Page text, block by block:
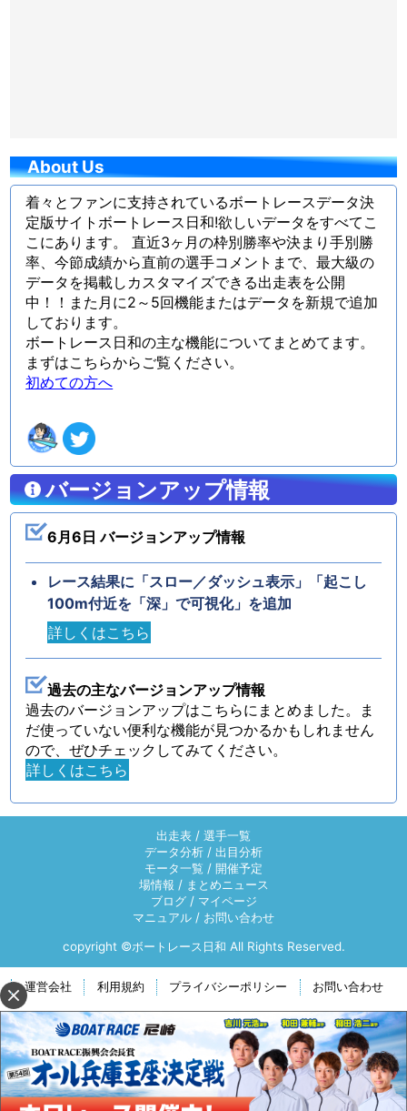
About Us
着々とファンに支持されているボートレースデータ決
定版サイトボートレース日和!欲しいデータをすべてこ
こにあります。 直近3ヶ月の枠別勝率や決まり手別勝
率、今節成績から直前の選手コメントまで、最大級の
データを掲載しカスタマイズできる出走表を公開
中！！また月に2～5回機能またはデータを新規で追加
しております。
ボートレース日和の主な機能についてまとめてます。
まずはこちらからご覧ください。
初めての方へ
バージョンアップ情報
6月6日 バージョンアップ情報
レース結果に「スロー／ダッシュ表示」「起こし
100m付近を「深」で可視化」を追加
詳しくはこちら
過去の主なバージョンアップ情報
過去のバージョンアップはこちらにまとめました。ま
だ使っていない便利な機能が見つかるかもしれません
ので、ぜひチェックしてみてください。
詳しくはこちら
出走表 / 選手一覧
データ分析 / 出目分析
モータ一覧 / 開催予定
場情報 / まとめニュース
ブログ/ マイページ
マニュアル / お問い合わせ
copyright ©ボートレース日和 All Rights Reserved.
運営会社 利用規約 プライバシーポリシー お問い合わせ